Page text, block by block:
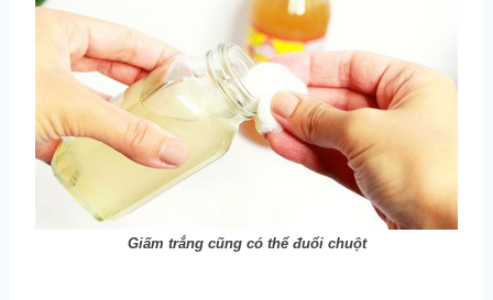
Giấm trắng cũng có thể đuổi chuột